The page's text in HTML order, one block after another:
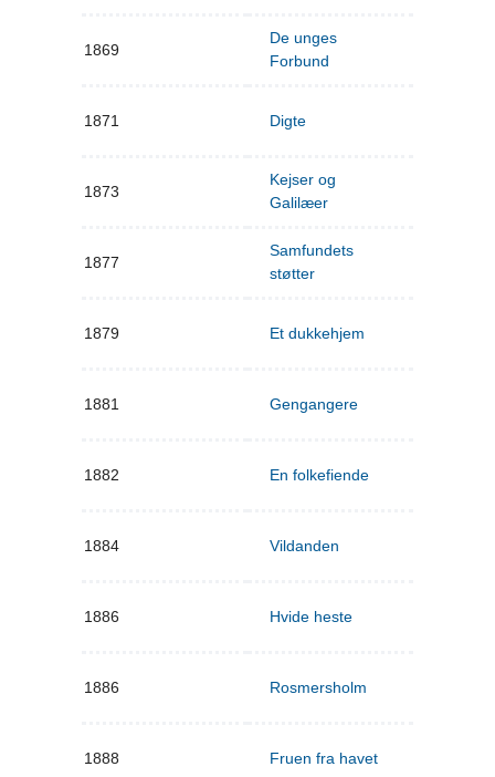
1869
De unges
Forbund
1871 Digte
1873
Kejser og
Galilæer
1877
Samfundets
støtter
1879 Et dukkehjem
1881 Gengangere
1882 En folkefiende
1884 Vildanden
1886 Hvide heste
1886 Rosmersholm
1888 Fruen fra havet